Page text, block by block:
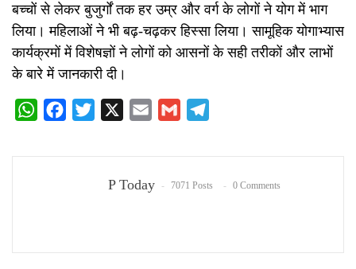
बच्चों से लेकर बुजुर्गों तक हर उम्र और वर्ग के लोगों ने योग में भाग
लिया। महिलाओं ने भी बढ़-चढ़कर हिस्सा लिया। सामूहिक योगाभ्यास
कार्यक्रमों में विशेषज्ञों ने लोगों को आसनों के सही तरीकों और लाभों
के बारे में जानकारी दी।
WhatsAppFacebook
Twitter Email Gmail
P Today 7071 Posts 0 Comments